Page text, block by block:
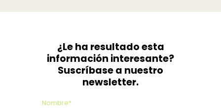
¿Le ha resultado esta
información interesante?
Suscríbase a nuestro
newsletter.
Nombre*